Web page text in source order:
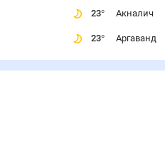
23° Акналич
23° Аргаванд